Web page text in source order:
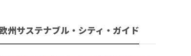
欧州サステナブル・シティ・ガイド